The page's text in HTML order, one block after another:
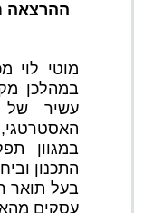
ההרצאה
במהלכן
במגוון
התכנון
בעל תואר
עסקים